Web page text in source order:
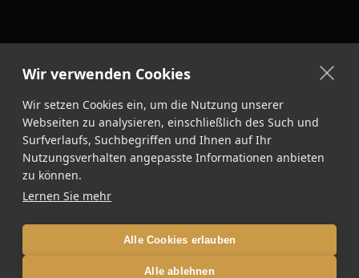
Wir verwenden Cookies
Wir setzen Cookies ein, um die Nutzung unserer
Webseiten zu analysieren, einschließlich des Such und
Surfverlaufs, Suchbegriffen und Ihnen auf Ihr
Nutzungsverhalten angepasste Informationen anbieten
zu können.
Lernen Sie mehr
Alle Cookies erlauben
Alle ablehnen